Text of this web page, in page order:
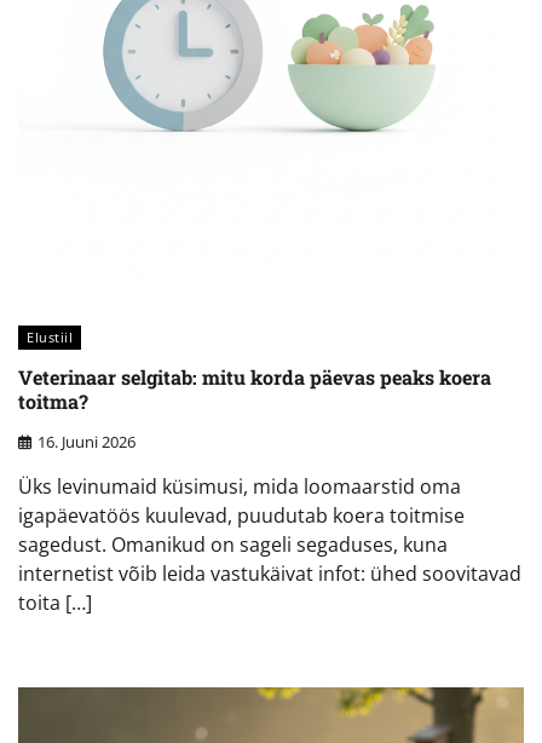
Elustiil
Veterinaar selgitab: mitu korda päevas peaks koera
toitma?
16. Juuni 2026
Üks levinumaid küsimusi, mida loomaarstid oma
igapäevatöös kuulevad, puudutab koera toitmise
sagedust. Omanikud on sageli segaduses, kuna
internetist võib leida vastukäivat infot: ühed soovitavad
toita […]